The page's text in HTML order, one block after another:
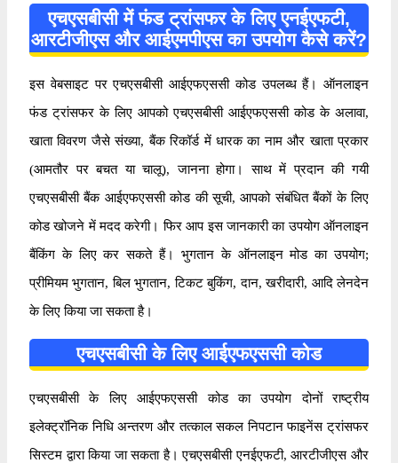
एचएसबीसी में फंड ट्रांसफर के लिए एनईएफटी,
आरटीजीएस और आईएमपीएस का उपयोग कैसे करें?
इस वेबसाइट पर एचएसबीसी आईएफएससी कोड उपलब्ध हैं। ऑनलाइन
फंड ट्रांसफर के लिए आपको एचएसबीसी आईएफएससी कोड के अलावा,
खाता विवरण जैसे संख्या, बैंक रिकॉर्ड में धारक का नाम और खाता प्रकार
(आमतौर पर बचत या चालू), जानना होगा। साथ में प्रदान की गयी
एचएसबीसी बैंक आईएफएससी कोड की सूची, आपको संबंधित बैंकों के लिए
कोड खोजने में मदद करेगी। फिर आप इस जानकारी का उपयोग ऑनलाइन
बैंकिंग के लिए कर सकते हैं। भुगतान के ऑनलाइन मोड का उपयोग;
प्रीमियम भुगतान, बिल भुगतान, टिकट बुकिंग, दान, खरीदारी, आदि लेनदेन
के लिए किया जा सकता है।
एचएसबीसी के लिए आईएफएससी कोड
एचएसबीसी के लिए आईएफएससी कोड का उपयोग दोनों राष्ट्रीय
इलेक्ट्रॉनिक निधि अन्तरण और तत्काल सकल निपटान फाइनेंस ट्रांसफर
सिस्टम द्वारा किया जा सकता है। एचएसबीसी एनईएफटी, आरटीजीएस और